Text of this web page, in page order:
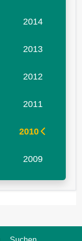
2014
2013
2012
2011
2010
2009